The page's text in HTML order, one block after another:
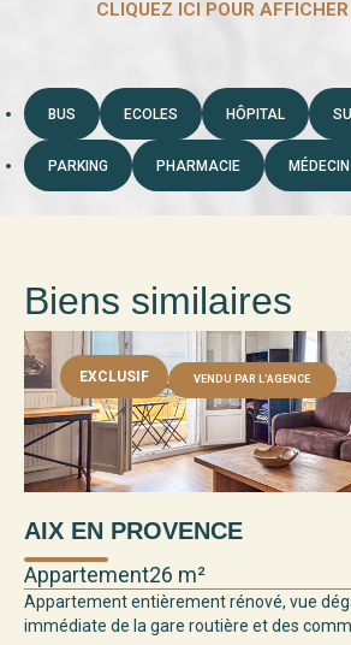
BUS ECOLES HÔPITAL
PARKING PHARMACIE
Biens similaires
EXCLUSIF VENDU PAR L'AGENCE
AIX EN PROVENCE
Appartement26 m²
Appartement entièrement rénové, vue
immédiate de la gare routière et des